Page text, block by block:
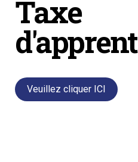
Taxe
Veuillez cliquer ICI